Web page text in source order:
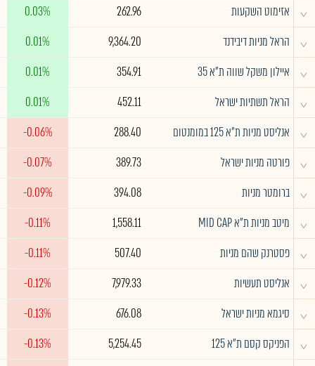
^ אזימוט השקעות 262.96
0.03%
^ הראל מניות דיבידנד 9,364.20
0.01%
^ איילון משקל שווה ת"א 35 354.91
0.01%
^ הראל תשתיות ישראל 452.11
0.01%
^ אנליסט מניות ת"א 125 במומנטום 288.40
-0.06%
^ פורטה מניות ישראל 389.73
-0.07%
^ ברומטר מניות 394.08
-0.09%
^ מיטב מניות ת"א MID CAP 1,558.11
-0.11%
^ פסטרנק שהם מניות 507.40
-0.11%
^ אנליסט תעשיות 7,979.33
-0.12%
^ סיגמא מניות ישראל 676.08
-0.13%
^ הפניקס קסם ת"א 125 5,254.45
-0.13%